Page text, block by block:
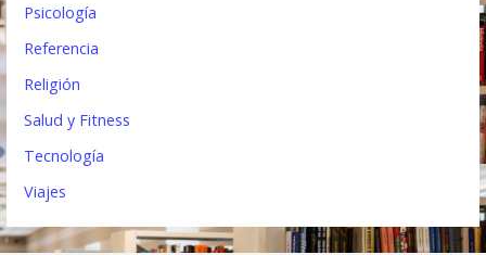
Psicología
Referencia
Religión
Salud y Fitness
Tecnología
Viajes